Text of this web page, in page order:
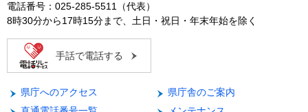
電話番号：025-285-5511（代表）
8時30分から17時15分まで、土日・祝日・年末年始を除く
手話で電話する
県庁へのアクセス
県庁舎のご案内